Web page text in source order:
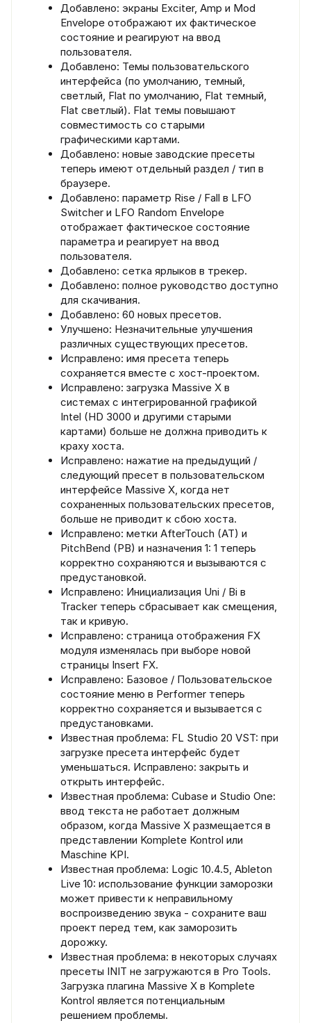
Добавлено: экраны Exciter, Amp и Mod
Envelope отображают их фактическое
состояние и реагируют на ввод
пользователя.
Добавлено: Темы пользовательского
интерфейса (по умолчанию, темный,
светлый, Flat по умолчанию, Flat темный,
Flat светлый). Flat темы повышают
совместимость со старыми
графическими картами.
Добавлено: новые заводские пресеты
теперь имеют отдельный раздел / тип в
браузере.
Добавлено: параметр Rise / Fall в LFO
Switcher и LFO Random Envelope
отображает фактическое состояние
параметра и реагирует на ввод
пользователя.
Добавлено: сетка ярлыков в трекер.
Добавлено: полное руководство доступно
для скачивания.
Добавлено: 60 новых пресетов.
Улучшено: Незначительные улучшения
различных существующих пресетов.
Исправлено: имя пресета теперь
сохраняется вместе с хост-проектом.
Исправлено: загрузка Massive X в
системах с интегрированной графикой
Intel (HD 3000 и другими старыми
картами) больше не должна приводить к
краху хоста.
Исправлено: нажатие на предыдущий /
следующий пресет в пользовательском
интерфейсе Massive X, когда нет
сохраненных пользовательских пресетов,
больше не приводит к сбою хоста.
Исправлено: метки AfterTouch (AT) и
PitchBend (PB) и назначения 1: 1 теперь
корректно сохраняются и вызываются с
предустановкой.
Исправлено: Инициализация Uni / Bi в
Tracker теперь сбрасывает как смещения,
так и кривую.
Исправлено: страница отображения FX
модуля изменялась при выборе новой
страницы Insert FX.
Исправлено: Базовое / Пользовательское
состояние меню в Performer теперь
корректно сохраняется и вызывается с
предустановками.
Известная проблема: FL Studio 20 VST: при
загрузке пресета интерфейс будет
уменьшаться. Исправлено: закрыть и
открыть интерфейс.
Известная проблема: Cubase и Studio One:
ввод текста не работает должным
образом, когда Massive X размещается в
представлении Komplete Kontrol или
Maschine KPI.
Известная проблема: Logic 10.4.5, Ableton
Live 10: использование функции заморозки
может привести к неправильному
воспроизведению звука - сохраните ваш
проект перед тем, как заморозить
дорожку.
Известная проблема: в некоторых случаях
пресеты INIT не загружаются в Pro Tools.
Загрузка плагина Massive X в Komplete
Kontrol является потенциальным
решением проблемы.